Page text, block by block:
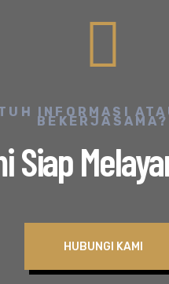
INFORMASI
BEKERJASAMA?
Siap
HUBUNGI KAMI